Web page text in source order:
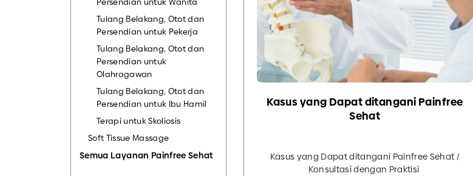
Tulang Belakang, Otot dan
Persendian untuk Pekerja
Tulang Belakang, Otot dan
Persendian untuk
Olahragawan
Tulang Belakang, Otot dan
Persendian untuk Ibu Hamil
Terapi untuk Skoliosis
Soft Tissue Massage
Semua Layanan Painfree Sehat
Kasus yang Dapat ditangani Painfree
Sehat
Kasus yang Dapat ditangani Painfree Sehat /
Konsultasi dengan Praktisi